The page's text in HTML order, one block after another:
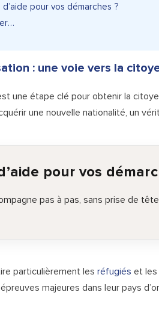
d’aide pour vos démarches ?
: une voie vers la
une étape clé pour obtenir la
une nouvelle nationalité, un
pour vos
pas à pas, sans prise de
particulièrement les réfugiés et les
majeures dans leur pays